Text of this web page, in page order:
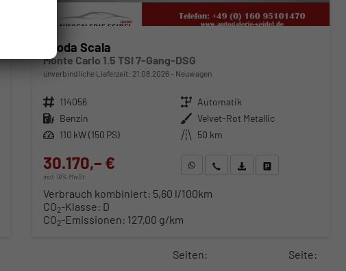
Skoda Scala
Monte Carlo 1.5 TSI 7-Gang-DSG
unverbindliche Lieferzeit: 21.08.2026 Neuwagen
Fahrzeugnr. 114056 Getriebe Automatik
Kraftstoff Benzin Außenfarbe Velvet-Rot Metallic
Leistung 110 kW (150 PS) Kilometerstand 50 km
30.170,– €
incl. 19% MwSt.
WhatsApp anfragen
Wir rufen Sie anFahrzeugexposé (PDF)
Fahrzeug parken
Verbrauch kombiniert: 5,60 l/100km
CO2-Klasse: D
CO2-Emissionen: 127,00 g/km
Seite:
Seiten: